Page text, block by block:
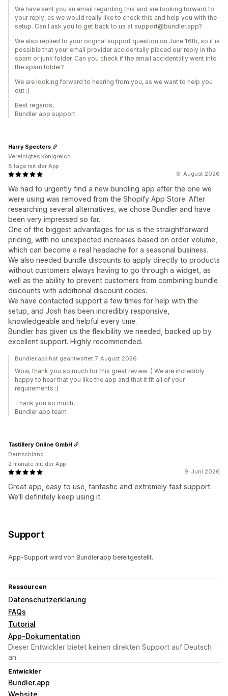
We have sent you an email regarding this and are looking forward to
your reply, as we would really like to check this and help you with the
setup. Can I ask you to get back to us at support@bundler.app?
We also replied to your original support question on June 16th, so it is
possible that your email provider accidentally placed our reply in the
spam or junk folder. Can you check if the email accidentally went into
the spam folder?
We are looking forward to hearing from you, as we want to help you
out :)
Best regards,
Bundler app support
6. August 2026
We had to urgently find a new bundling app after the one we
were using was removed from the Shopify App Store. After
researching several alternatives, we chose Bundler and have
been very impressed so far.
One of the biggest advantages for us is the straightforward
pricing, with no unexpected increases based on order volume,
which can become a real headache for a seasonal business.
We also needed bundle discounts to apply directly to products
without customers always having to go through a widget, as
well as the ability to prevent customers from combining bundle
discounts with additional discount codes.
We have contacted support a few times for help with the
setup, and Josh has been incredibly responsive,
knowledgeable and helpful every time.
Bundler has given us the flexibility we needed, backed up by
excellent support. Highly recommended.
Harry Specters
Vereinigtes Königreich
8 tage mit der App
Bundler.app hat geantwortet 7. August 2026
Wow, thank you so much for this great review :) We are incredibly
happy to hear that you like the app and that it fit all of your
requirements :)
Thank you so much,
Bundler app team
9. Juni 2026
Great app, easy to use, fantastic and extremely fast support.
We'll definitely keep using it.
Tastillery Online GmbH
Deutschland
2 monate mit der App
Support
App-Support wird von Bundler.app bereitgestellt.
Ressourcen
Datenschutzerklärung
FAQs
Tutorial
App-Dokumentation
Dieser Entwickler bietet keinen direkten Support auf Deutsch
an.
Entwickler
Bundler.app